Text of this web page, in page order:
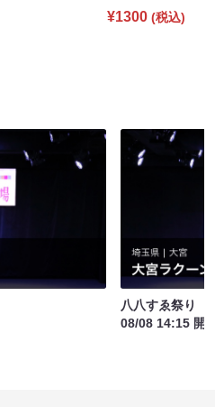
¥1300 (税込)
八八すゑ祭り
08/08 14:15 開